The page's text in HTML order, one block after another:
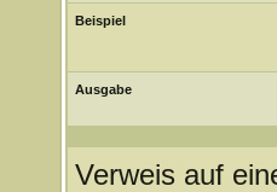
Beispiel
Ausgabe
Verweis auf